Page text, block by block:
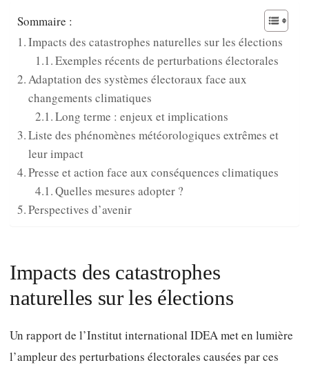
Sommaire :
Impacts des catastrophes naturelles sur les élections
Exemples récents de perturbations électorales
Adaptation des systèmes électoraux face aux
changements climatiques
Long terme : enjeux et implications
Liste des phénomènes météorologiques extrêmes et
leur impact
Presse et action face aux conséquences climatiques
Quelles mesures adopter ?
Perspectives d’avenir
Impacts des catastrophes
naturelles sur les élections
Un rapport de l’Institut international IDEA met en lumière
l’ampleur des perturbations électorales causées par ces